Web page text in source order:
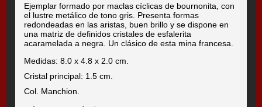
Ejemplar formado por maclas cíclicas de bournonita, con
el lustre metálico de tono gris. Presenta formas
redondeadas en las aristas, buen brillo y se dispone en
una matriz de definidos cristales de esfalerita
acaramelada a negra. Un clásico de esta mina francesa.
Medidas: 8.0 x 4.8 x 2.0 cm.
Cristal principal: 1.5 cm.
Col. Manchion.